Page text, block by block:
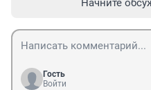
Начните
Гость
Войти